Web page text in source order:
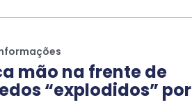
mão na frente de
“explodidos” por